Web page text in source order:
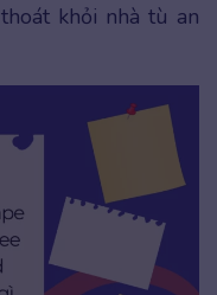
khỏi nhà tù an